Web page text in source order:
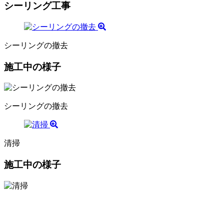
シーリング工事
シーリングの撤去
施工中の様子
シーリングの撤去
清掃
施工中の様子